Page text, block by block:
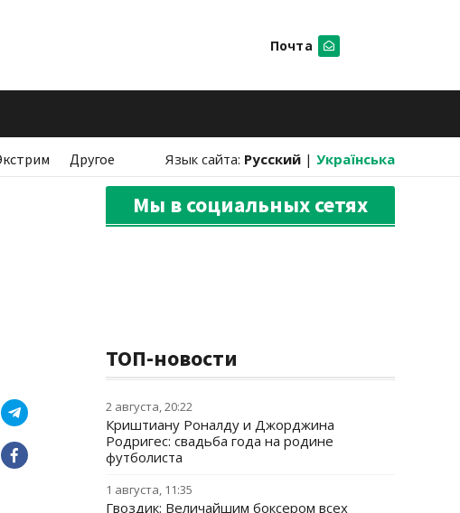
Почта
Другое Язык сайта: Русский | Українська
Мы в социальных сетях
ТОП-новости
2 августа, 20:22
Криштиану Роналду и Джорджина
Родригес: свадьба года на родине
футболиста
1 августа, 11:35
Гвоздик: Величайшим боксером всех